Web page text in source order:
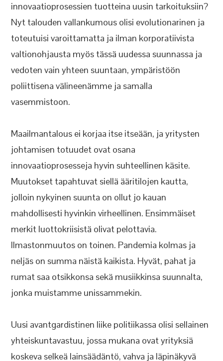
innovaatioprosessien tuotteina uusin tarkoituksiin?
Nyt talouden vallankumous olisi evolutionarinen ja
toteutuisi varoittamatta ja ilman korporatiivista
valtionohjausta myös tässä uudessa suunnassa ja
vedoten vain yhteen suuntaan, ympäristöön
poliittisena välineenämme ja samalla
vasemmistoon.
Maailmantalous ei korjaa itse itseään, ja yritysten
johtamisen totuudet ovat osana
innovaatioprosesseja hyvin suhteellinen käsite.
Muutokset tapahtuvat siellä ääritilojen kautta,
jolloin nykyinen suunta on ollut jo kauan
mahdollisesti hyvinkin virheellinen. Ensimmäiset
merkit luottokriisistä olivat pelottavia.
Ilmastonmuutos on toinen. Pandemia kolmas ja
neljäs on summa näistä kaikista. Hyvät, pahat ja
rumat saa otsikkonsa sekä musiikkinsa suunnalta,
jonka muistamme unissammekin.
Uusi avantgardistinen liike politiikassa olisi sellainen
yhteiskuntavastuu, jossa mukana ovat yrityksiä
koskeva selkeä lainsäädäntö, vahva ja läpinäkyvä